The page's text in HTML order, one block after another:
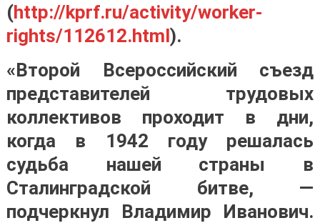
(http://kprf.ru/activity/worker-
rights/112612.html).
«Второй Всероссийский съезд
представителей трудовых
коллективов проходит в дни,
когда в 1942 году решалась
судьба нашей страны в
Сталинградской битве, —
подчеркнул Владимир Иванович.